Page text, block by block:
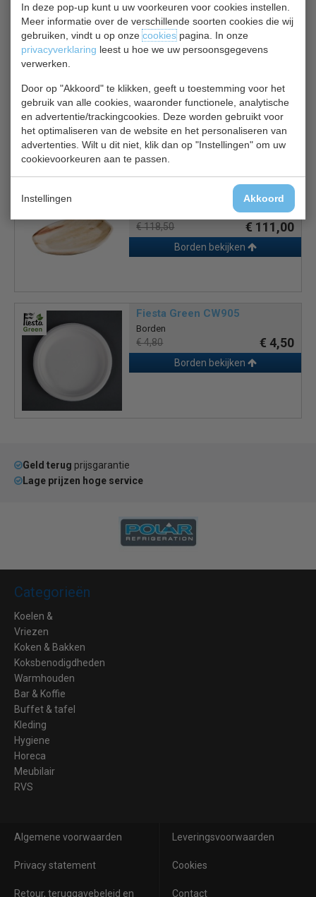
In deze pop-up kunt u uw voorkeuren voor cookies instellen.
Meer informatie over de verschillende soorten cookies die wij
gebruiken, vindt u op onzecookiespagina. In onze
privacyverklaring leest u hoe we uw persoonsgegevens
verwerken.
Door op "Akkoord" te klikken, geeft u toestemming voor het
gebruik van alle cookies, waaronder functionele, analytische
en advertentie/trackingcookies. Deze worden gebruikt voor
het optimaliseren van de website en het personaliseren van
advertenties. Wilt u dit niet, klik dan op "Instellingen" om uw
cookievoorkeuren aan te passen.
Instellingen Akkoord
Composteerbaar
Verdiepte vorm
Stijlvol en functioneel
Ideaal voor mobiel catering
Is dit iets voor jou?
Fiesta Green biologisch afbreekbare
ovale palmbladborden 36x24cm
€ 118,50 € 111,00
Borden bekijken
Fiesta Green CW905
Borden
€ 4,80 € 4,50
Borden bekijken
Geld terug prijsgarantie
Lage prijzen hoge service
Categorieën
Koelen &
Vriezen
Koken & Bakken
Koksbenodigdheden
Warmhouden
Bar & Koffie
Buffet & tafel
Kleding
Hygiene
Horeca
Meubilair
RVS
Algemene voorwaarden Leveringsvoorwaarden
Privacy statement Cookies
Retour, teruggavebeleid en
Contact